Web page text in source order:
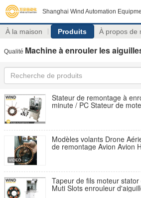
Shanghai Wind Automation
À la maison Produits À propos de
Qualité Machine à enrouler les
Stateur de remontage à
minute / PC Stateur de
Modèles volants Drone
de remontage Avion Avion
Tapeur de fils moteur
Muti Slots enrouleur